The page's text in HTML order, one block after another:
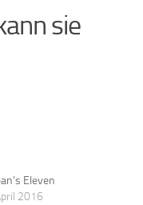
sie
Eleven
2016